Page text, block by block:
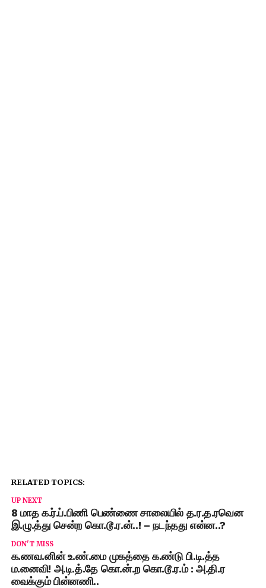
RELATED TOPICS:
UP NEXT
8 மாத க.ர்.ப்.பிணி பெண்ணை சாலையில் த.ர.த.ரவென
இ.ழு.த்து சென்ற கொ.டூ.ர.ன்..! – நடந்தது என்ன..?
DON'T MISS
க.ணவ.னின் உ.ண்.மை முகத்தை க.ண்டு பி.டி.த்த
ம.னைவி! அ.டி.த்.தே கொ.ன்.ற கொ.டூ.ர.ம் : அ.தி.ர
வைக்கும் பின்னணி..